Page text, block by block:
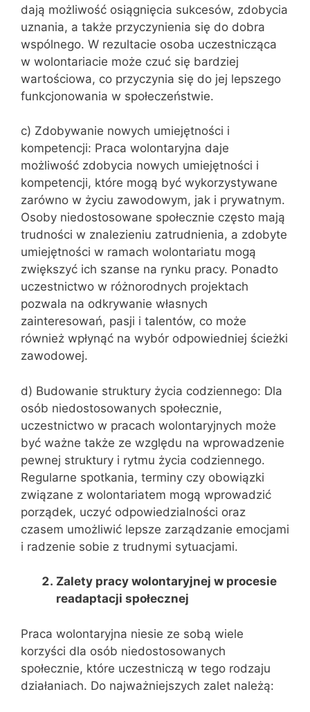
dają możliwość osiągnięcia sukcesów, zdobycia
uznania, a także przyczynienia się do dobra
wspólnego. W rezultacie osoba uczestnicząca
w wolontariacie może czuć się bardziej
wartościowa, co przyczynia się do jej lepszego
funkcjonowania w społeczeństwie.
c) Zdobywanie nowych umiejętności i
kompetencji: Praca wolontaryjna daje
możliwość zdobycia nowych umiejętności i
kompetencji, które mogą być wykorzystywane
zarówno w życiu zawodowym, jak i prywatnym.
Osoby niedostosowane społecznie często mają
trudności w znalezieniu zatrudnienia, a zdobyte
umiejętności w ramach wolontariatu mogą
zwiększyć ich szanse na rynku pracy. Ponadto
uczestnictwo w różnorodnych projektach
pozwala na odkrywanie własnych
zainteresowań, pasji i talentów, co może
również wpłynąć na wybór odpowiedniej ścieżki
zawodowej.
d) Budowanie struktury życia codziennego: Dla
osób niedostosowanych społecznie,
uczestnictwo w pracach wolontaryjnych może
być ważne także ze względu na wprowadzenie
pewnej struktury i rytmu życia codziennego.
Regularne spotkania, terminy czy obowiązki
związane z wolontariatem mogą wprowadzić
porządek, uczyć odpowiedzialności oraz
czasem umożliwić lepsze zarządzanie emocjami
i radzenie sobie z trudnymi sytuacjami.
Zalety pracy wolontaryjnej w procesie
readaptacji społecznej
Praca wolontaryjna niesie ze sobą wiele
korzyści dla osób niedostosowanych
społecznie, które uczestniczą w tego rodzaju
działaniach. Do najważniejszych zalet należą: